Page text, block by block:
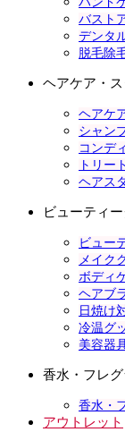
バスト
デンタ
脱毛除
ヘアケア・
ヘアケ
シャン
コンデ
トリー
ヘアス
ビューティ
ビュー
メイク
ボディ
ヘアブ
日焼け
冷温グ
美容器
香水・フレグ
香水・
アウトレット